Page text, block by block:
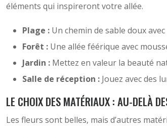
éléments qui inspireront votre allée.
Plage : Un chemin de sable doux
Forêt : Une allée féérique avec
Jardin : Mettez en valeur la beauté
Salle de réception : Jouez avec des
LE CHOIX DES MATÉRIAUX : AU-DELÀ
Les fleurs sont belles, mais d’autres